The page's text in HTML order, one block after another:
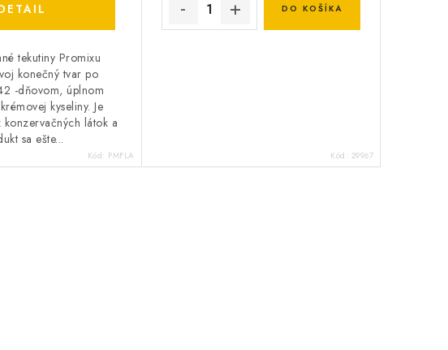
tekutiny Promixu
konečný tvar po
-dňovom, úplnom
kyseliny. Je
látok a
sa ešte...
Kód: PMFLA
DO KOŠÍKA
Kód: 29967